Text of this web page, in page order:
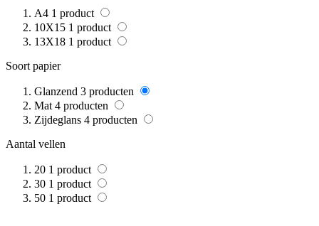
A4 1 product
10X15 1 product
13X18 1 product
Soort papier
Glanzend 3 producten
Mat 4 producten
Zijdeglans 4 producten
Aantal vellen
20 1 product
30 1 product
50 1 product